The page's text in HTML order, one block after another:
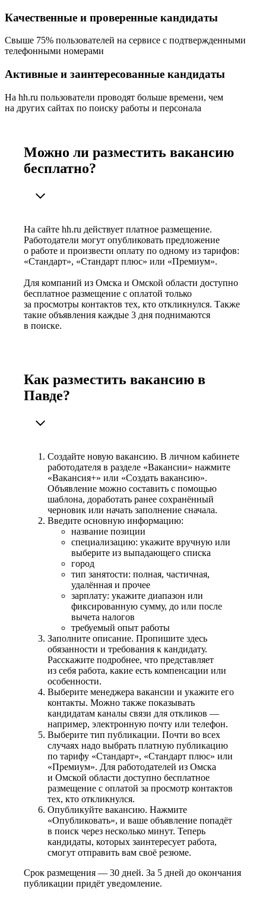
Качественные и проверенные кандидаты
Свыше 75% пользователей на сервисе с подтвержденными
телефонными номерами
Активные и заинтересованные кандидаты
На hh.ru пользователи проводят больше времени, чем
на других сайтах по поиску работы и персонала
Можно ли разместить вакансию
бесплатно?
На сайте hh.ru действует платное размещение.
Работодатели могут опубликовать предложение
о работе и произвести оплату по одному из тарифов:
«Стандарт», «Стандарт плюс» или «Премиум».
Для компаний из Омска и Омской области доступно
бесплатное размещение с оплатой только
за просмотры контактов тех, кто откликнулся. Также
такие объявления каждые 3 дня поднимаются
в поиске.
Как разместить вакансию в
Павде?
Создайте новую вакансию. В личном кабинете
работодателя в разделе «Вакансии» нажмите
«Вакансия+» или «Создать вакансию».
Объявление можно составить с помощью
шаблона, доработать ранее сохранённый
черновик или начать заполнение сначала.
Введите основную информацию:
название позиции
специализацию: укажите вручную или
выберите из выпадающего списка
город
тип занятости: полная, частичная,
удалённая и прочее
зарплату: укажите диапазон или
фиксированную сумму, до или после
вычета налогов
требуемый опыт работы
Заполните описание. Пропишите здесь
обязанности и требования к кандидату.
Расскажите подробнее, что представляет
из себя работа, какие есть компенсации или
особенности.
Выберите менеджера вакансии и укажите его
контакты. Можно также показывать
кандидатам каналы связи для откликов —
например, электронную почту или телефон.
Выберите тип публикации. Почти во всех
случаях надо выбрать платную публикацию
по тарифу «Стандарт», «Стандарт плюс» или
«Премиум». Для работодателей из Омска
и Омской области доступно бесплатное
размещение с оплатой за просмотр контактов
тех, кто откликнулся.
Опубликуйте вакансию. Нажмите
«Опубликовать», и ваше объявление попадёт
в поиск через несколько минут. Теперь
кандидаты, которых заинтересует работа,
смогут отправить вам своё резюме.
Срок размещения — 30 дней. За 5 дней до окончания
публикации придёт уведомление.